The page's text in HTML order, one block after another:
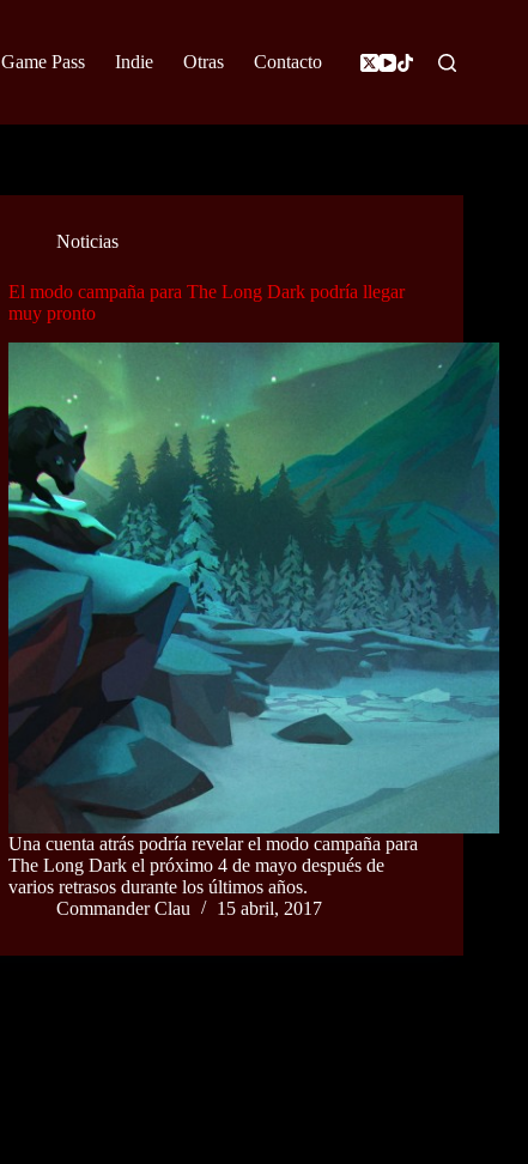
Game Pass Indie Otras Contacto
Noticias
El modo campaña para The Long Dark podría llegar
muy pronto
Una cuenta atrás podría revelar el modo campaña para
The Long Dark el próximo 4 de mayo después de
varios retrasos durante los últimos años.
Commander Clau
15 abril, 2017